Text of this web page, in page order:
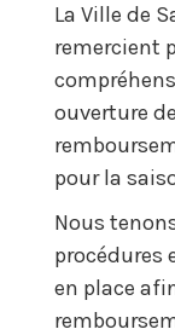
La Ville de
remercient
ouverture
pour la
Nous
procédures
en place